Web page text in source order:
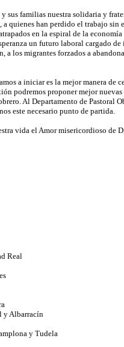
sus familias nuestra solidaria y
quienes han perdido el trabajo sin
en la espiral de la
un futuro laboral cargado
los migrantes forzados a
a iniciar es la mejor manera de
podremos proponer mejor
Al Departamento de Pastoral
este necesario punto de partida.
vida el Amor misericordioso de
Real
y Albarracín
y Tudela